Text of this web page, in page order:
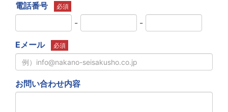
電話番号 必須
- -
Eメール 必須
お問い合わせ内容